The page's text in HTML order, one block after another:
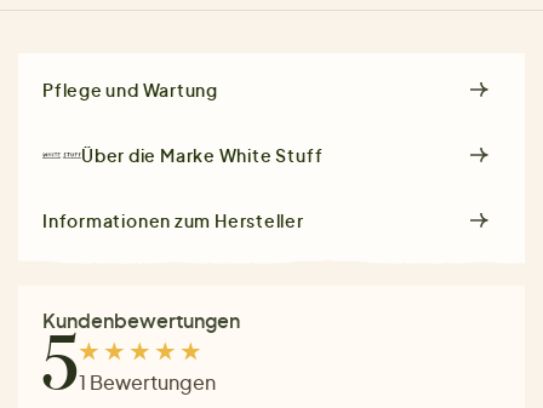
Pflege und Wartung
Über die Marke White Stuff
Informationen zum Hersteller
Kundenbewertungen
51 Bewertungen